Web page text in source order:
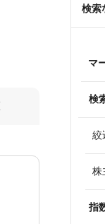
検索
マ
検
絞
株
指